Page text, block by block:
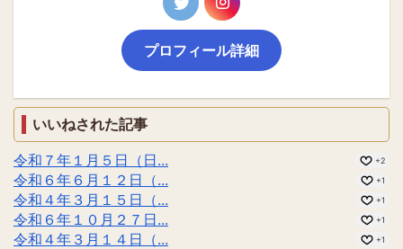
プロフィール詳細
いいねされた記事
令和７年１月５日（日...
+2
令和６年６月１２日（... +1
令和４年３月１５日（... +1
令和６年１０月２７日... +1
令和４年３月１４日（... +1